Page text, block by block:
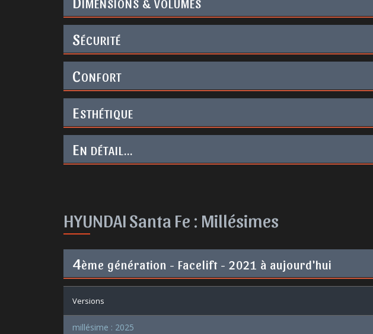
IMENSIONS & VOLUMES
SÉCURITÉ
CONFORT
ESTHÉTIQUE
EN DÉTAIL...
HYUNDAI Santa Fe : Millésimes
4ème génération - Facelift - 2021 à aujourd'hui
Versions
millésime : 2025